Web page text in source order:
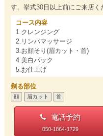
す。挙式30日以上前にご来店く
コース内容
1.クレンジング
2.リンパマッサージ
3.お顔そり(眉カット・首)
4.美白パック
5.お仕上げ
剃る部位
顔 眉カット 首
電話予約
050-1864-1729